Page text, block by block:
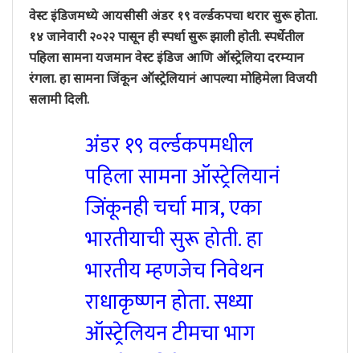
वेस्ट इंडिजमध्ये आयसीसी अंडर १९ वर्ल्डकपचा थरार सुरू होता.
१४ जानेवारी २०२२ पासून ही स्पर्धा सुरू झाली होती. स्पर्धेतील
पहिला सामना यजमान वेस्ट इंडिज आणि ऑस्ट्रेलिया दरम्यान
रंगला. हा सामना जिंकून ऑस्ट्रेलियानं आपल्या मोहिमेला विजयी
सलामी दिली.
अंडर १९ वर्ल्डकपमधील
पहिला सामना ऑस्ट्रेलियानं
जिंकूनही चर्चा मात्र, एका
भारतीयाची सुरू होती. हा
भारतीय म्हणजेच निवेथन
राधाकृष्णन होता. सध्या
ऑस्ट्रेलियन टीमचा भाग